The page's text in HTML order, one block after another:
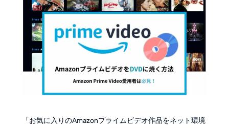
「お気に入りのAmazonプライムビデオ作品をネット環境